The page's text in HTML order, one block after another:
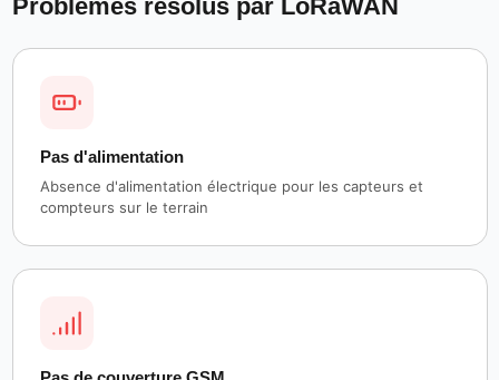
Problèmes résolus par LoRaWAN
Pas d'alimentation
Absence d'alimentation électrique pour les capteurs et
compteurs sur le terrain